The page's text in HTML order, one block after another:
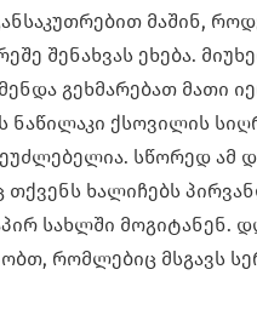
მაშინ,
შენახვას ეხება.
გეხმარებათ მათი
ნაწილაკი ქსოვილის
სწორედ ამ
ხალიჩებს
სახლში მოგიტანენ.
რომლებიც მსგავს